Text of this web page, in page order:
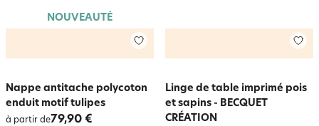
NOUVEAUTÉ
Nappe antitache polycoton
enduit motif tulipes
à partir de79,90 €
Linge de table imprimé pois
et sapins - BECQUET
CRÉATION